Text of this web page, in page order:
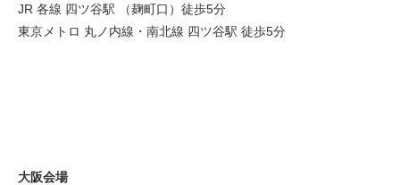
JR 各線 四ツ谷駅 （麹町口）徒歩5分
東京メトロ 丸ノ内線・南北線 四ツ谷駅 徒歩5分
大阪会場